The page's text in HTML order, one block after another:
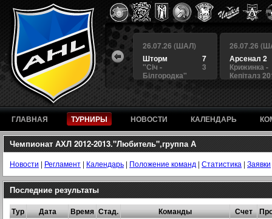
4
4
26.07.26 (ШАЛ)
3
БЕРКУТ
1
Альянс
26.07.26 (ШАЛ)
7
Шторм
3
"Сiч -
Білгородка"
26.07.26
Арсенал 2
Крижинка -
Кепіталз
ГЛАВНАЯ ТУРНИРЫ НОВОСТИ КАЛЕНДАРЬ
Чемпионат АХЛ 2012-2013."Любитель",группа А
Новости | Регламент | Календарь | Положение команд | Статистика | Заявки
Последние результаты
Тур Дата Время Стад. Команды Счет